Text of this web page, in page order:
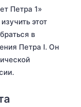
Петра 1»
этот
в
Петра I. Он